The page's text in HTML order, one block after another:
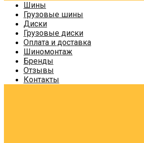
Шины
Грузовые шины
Диски
Грузовые диски
Оплата и доставка
Шиномонтаж
Бренды
Отзывы
Контакты